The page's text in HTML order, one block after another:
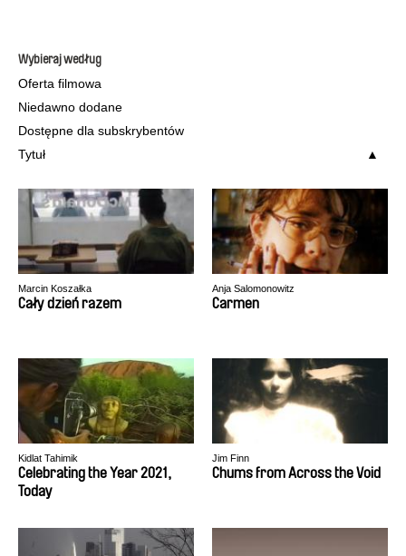
Wybieraj według
Oferta filmowa
Niedawno dodane
Dostępne dla subskrybentów
Tytuł
Marcin Koszałka
Cały dzień razem
Anja Salomonowitz
Carmen
Kidlat Tahimik
Celebrating the Year 2021,
Today
Jim Finn
Chums from Across the Void